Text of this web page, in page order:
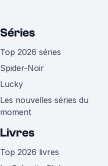
Séries
Top 2026 séries
Spider-Noir
Lucky
Les nouvelles séries du
moment
Livres
Top 2026 livres